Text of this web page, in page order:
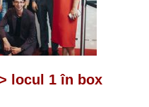
locul 1 în box